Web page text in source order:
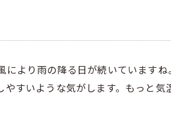
により雨の降る日が続いています
やすいような気がします。もっと気